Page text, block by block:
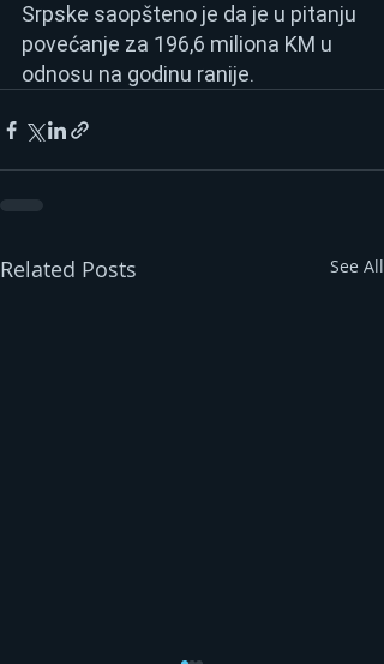
Srpske saopšteno je da je u pitanju
povećanje za 196,6 miliona KM u
odnosu na godinu ranije.
Related Posts See All